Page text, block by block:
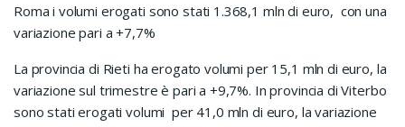
Roma i volumi erogati sono stati 1.368,1 mln di euro, con una
variazione pari a +7,7%
La provincia di Rieti ha erogato volumi per 15,1 mln di euro, la
variazione sul trimestre è pari a +9,7%. In provincia di Viterbo
sono stati erogati volumi per 41,0 mln di euro, la variazione